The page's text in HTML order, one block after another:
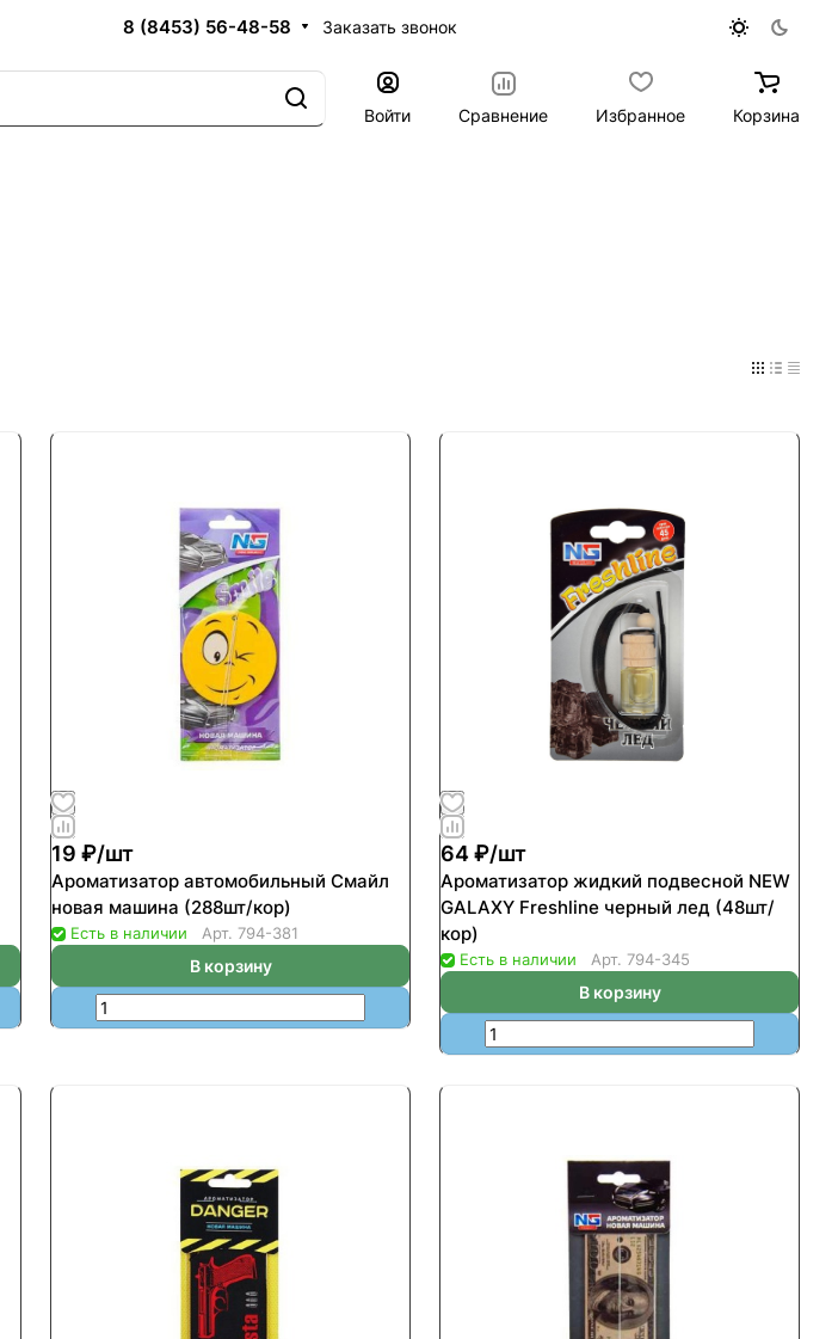
8 (8453) 56-48-58 Заказать звонок
Войти Сравнение Избранное Корзина
19 ₽/шт
Ароматизатор автомобильный Смайл
новая машина (288шт/кор)
Есть в наличии Арт. 794-381
В корзину
64 ₽/шт
Ароматизатор жидкий подвесной NEW
GALAXY Freshline черный лед (48шт/
кор)
Есть в наличии Арт. 794-345
В корзину